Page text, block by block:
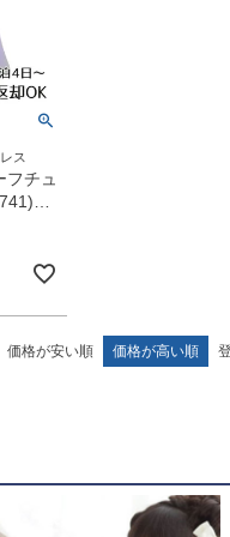
ス
フチュ
ラ
価格が安い順 価格が高い順